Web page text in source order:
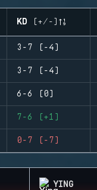
KD (+/-)
3-7 (-4)
3-7 (-4)
6-6 (0)
7-6 (+1)
0-7 (-7)
YING